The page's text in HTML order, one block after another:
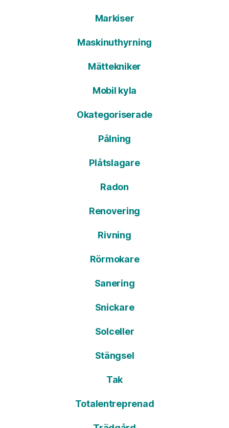
Markiser
Maskinuthyrning
Mättekniker
Mobil kyla
Okategoriserade
Pålning
Plåtslagare
Radon
Renovering
Rivning
Rörmokare
Sanering
Snickare
Solceller
Stängsel
Tak
Totalentreprenad